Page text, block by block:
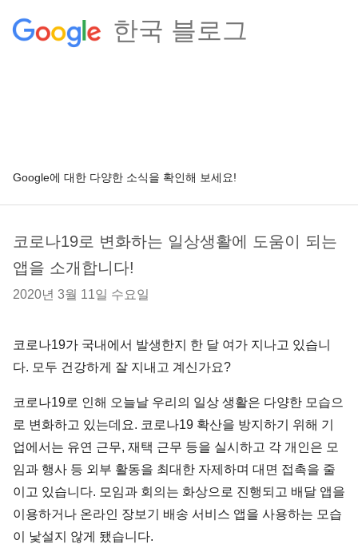
한국 블로그
Google에 대한 다양한 소식을 확인해 보세요!
코로나19로 변화하는 일상생활에 도움이 되는
앱을 소개합니다!
2020년 3월 11일 수요일
코로나19가 국내에서 발생한지 한 달 여가 지나고 있습니
다. 모두 건강하게 잘 지내고 계신가요?
코로나19로 인해 오늘날 우리의 일상 생활은 다양한 모습으
로 변화하고 있는데요. 코로나19 확산을 방지하기 위해 기
업에서는 유연 근무, 재택 근무 등을 실시하고 각 개인은 모
임과 행사 등 외부 활동을 최대한 자제하며 대면 접촉을 줄
이고 있습니다. 모임과 회의는 화상으로 진행되고 배달 앱을
이용하거나 온라인 장보기 배송 서비스 앱을 사용하는 모습
이 낯설지 않게 됐습니다.